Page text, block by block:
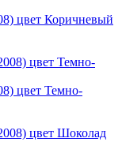
цвет Коричневый
цвет Темно-